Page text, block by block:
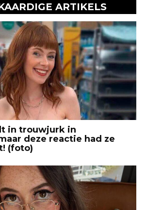
ARTIKELS
in trouwjurk in
deze reactie had ze
(foto)